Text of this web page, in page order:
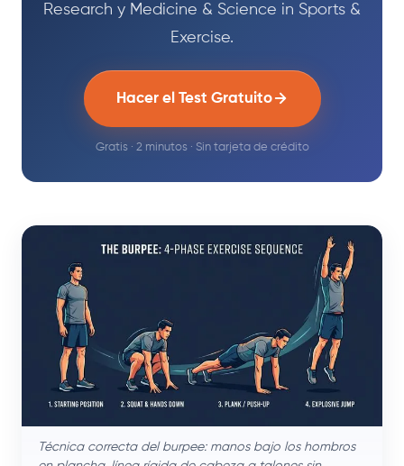
Research y Medicine & Science in Sports &
Exercise.
Hacer el Test Gratuito
Gratis · 2 minutos · Sin tarjeta de crédito
Técnica correcta del burpee: manos bajo los hombros